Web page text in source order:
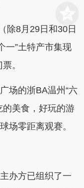
8月29日和30日
一”土特产市集现
。
的浙BA温州“六
的美食，好玩的游
场零距离观赛。
办方已组织了一